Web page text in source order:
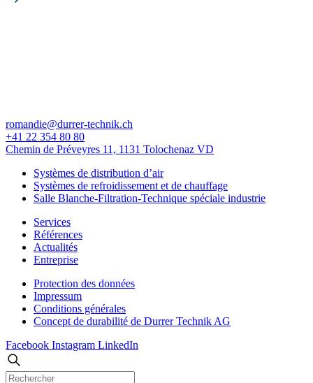
romandie@durrer-technik.ch
+41 22 354 80 80
Chemin de Préveyres 11, 1131 Tolochenaz VD
Systèmes de distribution d’air
Systèmes de refroidissement et de chauffage
Salle Blanche-Filtration-Technique spéciale industrie
Services
Références
Actualités
Entreprise
Protection des données
Impressum
Conditions générales
Concept de durabilité de Durrer Technik AG
Facebook Instagram LinkedIn